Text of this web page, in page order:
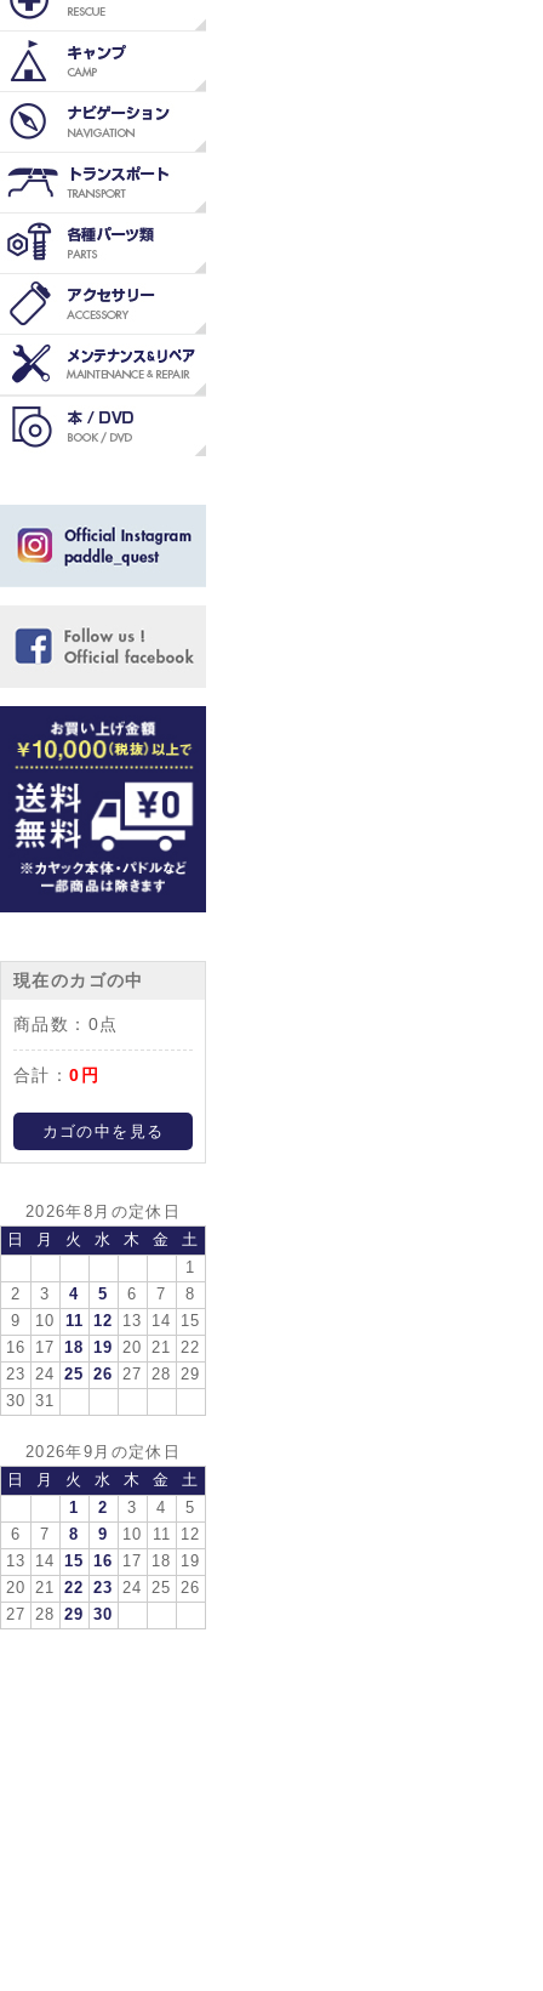
現在のカゴの中
商品数： 0点
合計：0円
カゴの中を見る
2026年8月の定休日
日
月 火 水 木 金
土
1
2
3 4 5 6 7
8
9
10 11 12 13 14
15
16
17 18 19 20 21
22
23
24 25 26 27 28
29
30
31
2026年9月の定休日
日
月 火 水 木 金
土
1
2 3 4
5
6
7 8 9 10 11
12
13
14 15 16 17 18
19
20
21 22 23 24 25
26
27
28 29 30